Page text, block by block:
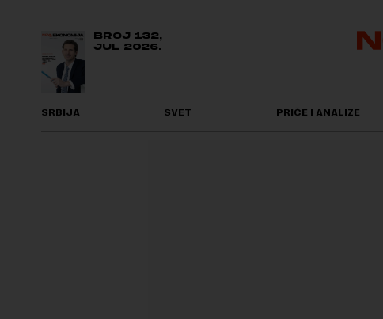
BROJ 132,
JUL 2026.
SRBIJA SVET PRIČE I ANALIZE